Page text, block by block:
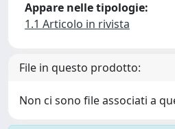
Appare nelle tipologie:
1.1 Articolo in rivista
File in questo prodotto:
Non ci sono file associati a